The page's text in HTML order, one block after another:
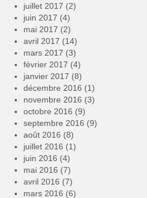
juillet 2017 (2)
juin 2017 (4)
mai 2017 (2)
avril 2017 (14)
mars 2017 (3)
février 2017 (4)
janvier 2017 (8)
décembre 2016 (1)
novembre 2016 (3)
octobre 2016 (9)
septembre 2016 (9)
août 2016 (8)
juillet 2016 (1)
juin 2016 (4)
mai 2016 (7)
avril 2016 (7)
mars 2016 (6)